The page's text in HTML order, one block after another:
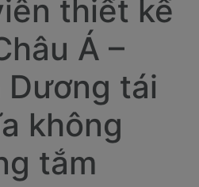
thiết kế
Á –
Dương tái
không
tắm